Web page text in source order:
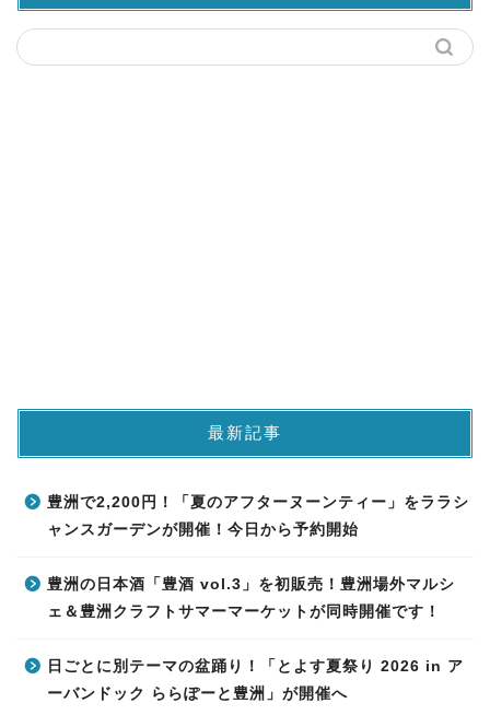
最新記事
豊洲で2,200円！「夏のアフターヌーンティー」をララシ
ャンスガーデンが開催！今日から予約開始
豊洲の日本酒「豊酒 vol.3」を初販売！豊洲場外マルシ
ェ＆豊洲クラフトサマーマーケットが同時開催です！
日ごとに別テーマの盆踊り！「とよす夏祭り 2026 in ア
ーバンドック ららぽーと豊洲」が開催へ